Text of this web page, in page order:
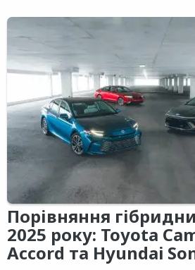
Порівняння
2025 року: Toyota
Accord та Hyundai